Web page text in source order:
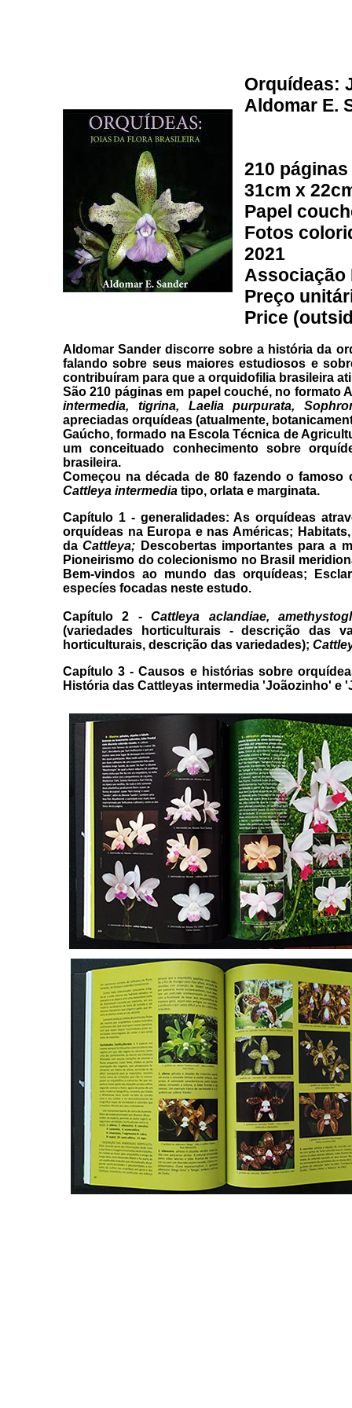
Orquídeas:
Aldomar E.
210 páginas
31cm x
Papel
Fotos
2021
Associação
Preço
Price
Aldomar Sander discorre sobre a história da
falando sobre seus maiores estudiosos e
contribuíram para que a orquidofilia brasileira
São 210 páginas em papel couché, no formato
intermedia, tigrina, Laelia purpurata,
apreciadas orquídeas (atualmente,
Gaúcho, formado na Escola Técnica de
um conceituado conhecimento sobre
brasileira.
Começou na década de 80 fazendo o famoso
Cattleya intermedia tipo, orlata e marginata.
Capítulo 1 - generalidades: As orquídeas
orquídeas na Europa e nas Américas;
daCattleya; Descobertas importantes para a
Pioneirismo do colecionismo no Brasil
Bem-vindos ao mundo das orquídeas;
especíes focadas neste estudo.
Capítulo 2 -Cattleya aclandiae,
(variedades horticulturais - descrição das
horticulturais, descrição das variedades);
Capítulo 3 - Causos e histórias sobre
História das Cattleyas intermedia 'Joãozinho' e